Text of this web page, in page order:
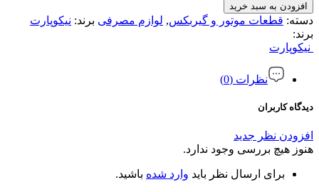
افزودن به سبد خرید
دسته: قطعات موتور و گیربکس, لوازم مصرفی برند: نیکوپارت
برند:
نیکوپارت
نظرات (0)
دیدگاه کاربران
افزودن نظر جدید
هنوز هیچ بررسی وجود ندارد.
برای ارسال نظر باید وارد شده باشید.